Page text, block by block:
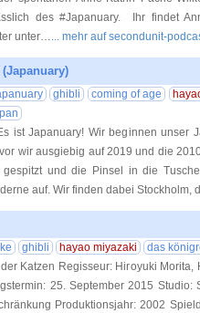
des #Japanuary. Ihr findet
unter…... mehr auf secondunit-
ghibli coming of age
ist Japanuary! Wir beginnen unser
wir ausgiebig auf 2019 und die
gespitzt und die Pinsel in die
auf. Wir finden dabei Stockholm,
ghibli hayao miyazaki
das
Katzen Regisseur: Hiroyuki
25. September 2015 Studio:
Produktionsjahr: 2002